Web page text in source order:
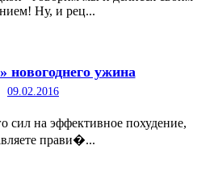
Ну, и рец...
новогоднего ужина
09.02.2016
сил на эффективное похудение,
прави�...